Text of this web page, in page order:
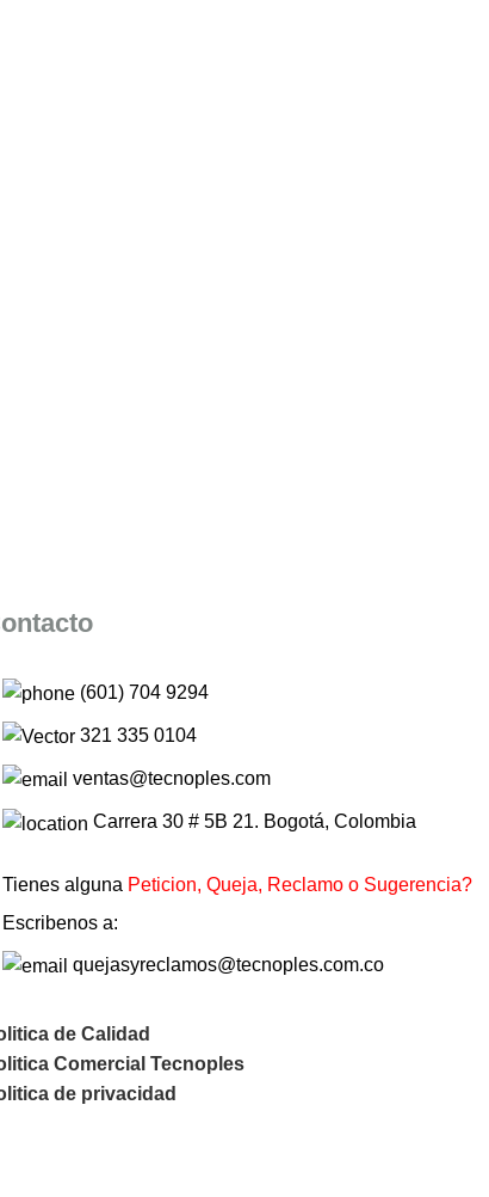
(601) 704 9294
321 335 0104
ventas@tecnoples.com
Carrera 30 # 5B 21. Bogotá, Colombia
Tienes alguna Peticion, Queja, Reclamo o Sugerencia?
Escribenos a:
quejasyreclamos@tecnoples.com.co
de Calidad
Comercial Tecnoples
de privacidad